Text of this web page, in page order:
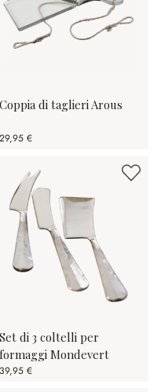
Coppia di taglieri Arous
29,95 €
Set di 3 coltelli per
formaggi Mondevert
39,95 €